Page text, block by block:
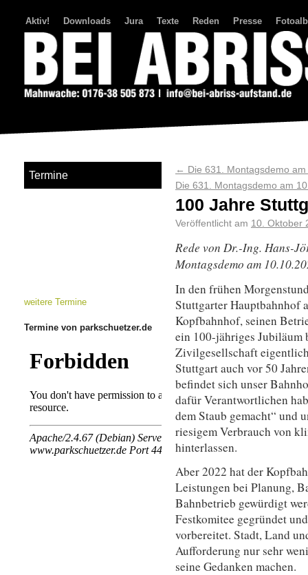
Aktiv! Downloads Jura Texte Reden Presse
← Die 631. Montagsdemo
Die 631. Montagsdemo am
100 Jahre
Veröffentlicht am 10. Oktober
Rede von Dr.-Ing. Hans-
Montagsdemo am
In den frühen
Stuttgarter Hauptbahnhof
Kopfbahnhof, seinen
ein 100-jähriges Jubiläum
Zivilgesellschaft
Stuttgart auch vor 50
befindet sich unser
dafür Verantwortlichen
dem Staub gemacht“ und
riesigem Verbrauch von
hinterlassen.
Aber 2022 hat der
Leistungen bei Planung,
Bahnbetrieb gewürdigt
Festkomitee gegründet
vorbereitet. Stadt, Land
Aufforderung nur sehr
seine Gedanken machen.
Termine
weitere Termine
Termine von parkschuetzer.de